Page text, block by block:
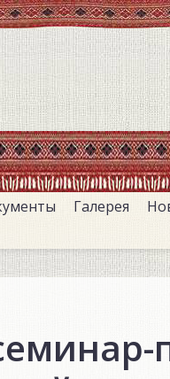
Галерея